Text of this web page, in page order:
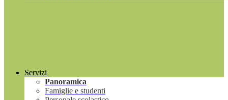
Servizi
Panoramica
Famiglie e studenti